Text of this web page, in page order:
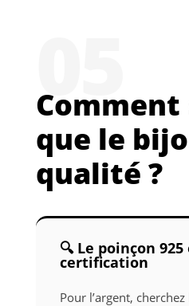
05
Comment
que le
qualité ?
🔍 Le poinçon
certification
Pour l’argent, cherchez